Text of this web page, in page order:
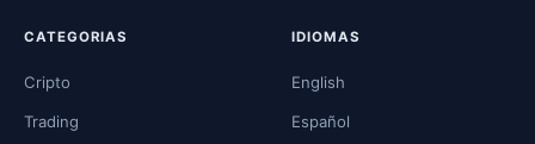
CATEGORIAS
Cripto
Trading
IDIOMAS
English
Español